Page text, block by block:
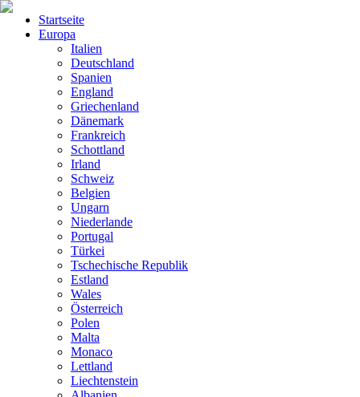
Startseite
Europa
Italien
Deutschland
Spanien
England
Griechenland
Dänemark
Frankreich
Schottland
Irland
Schweiz
Belgien
Ungarn
Niederlande
Portugal
Türkei
Tschechische Republik
Estland
Wales
Österreich
Polen
Malta
Monaco
Lettland
Liechtenstein